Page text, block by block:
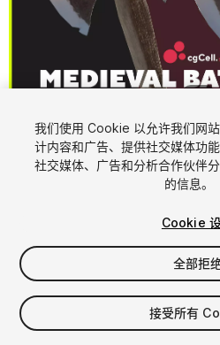
FREE
15viewsin the past week
我们使用 Cookie 以允许我们网
计内容和广告、提供社交媒体功
社交媒体、广告和分析合作伙伴
的信息。
Cookie
全部拒
接受所有